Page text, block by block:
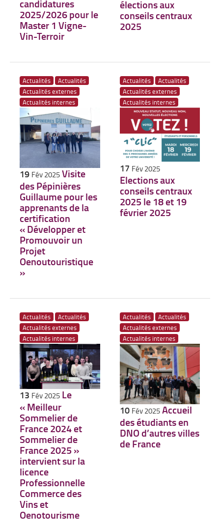
candidatures
2025/2026 pour le
Master 1 Vigne-
Vin-Terroir
élections aux
conseils centraux
2025
Actualités
Actualités
Actualités externes
Actualités internes
19 Fév 2025Visite
des Pépinières
Guillaume pour les
apprenants de la
certification
« Développer et
Promouvoir un
Projet
Oenoutouristique
»
Actualités
Actualités
Actualités externes
Actualités internes
17 Fév 2025
Elections aux
conseils centraux
2025 le 18 et 19
février 2025
Actualités
Actualités
Actualités externes
Actualités internes
13 Fév 2025 Le
« Meilleur
Sommelier de
France 2024 et
Sommelier de
France 2025 »
intervient sur la
licence
Professionnelle
Commerce des
Vins et
Oenotourisme
Actualités
Actualités
Actualités externes
Actualités internes
10 Fév 2025 Accueil
des étudiants en
DNO d’autres villes
de France